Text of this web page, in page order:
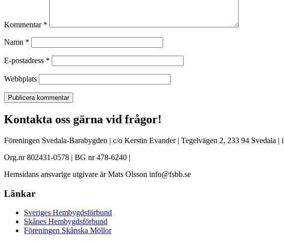
Kommentar *
Namn *
E-postadress *
Webbplats
Kontakta oss gärna vid frågor!
Föreningen Svedala-Barabygden | c/o Kerstin Evander | Tegelvägen 2, 233 94 Svedala |
Org.nr 802431-0578 | BG nr 478-6240 |
Hemsidans ansvarige utgivare är Mats Olsson info@fsbb.se
Länkar
Sveriges Hembygdsförbund
Skånes Hembygdsförbund
Föreningen Skånska Möllor